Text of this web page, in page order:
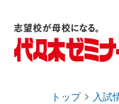
トップ 入試